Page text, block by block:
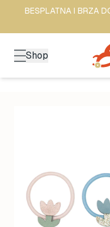
BESPLATNA I BRZA
Shop